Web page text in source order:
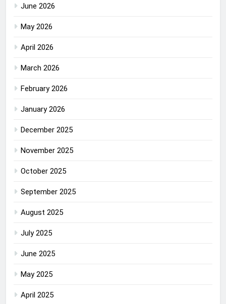
June 2026
May 2026
April 2026
March 2026
February 2026
January 2026
December 2025
November 2025
October 2025
September 2025
August 2025
July 2025
June 2025
May 2025
April 2025